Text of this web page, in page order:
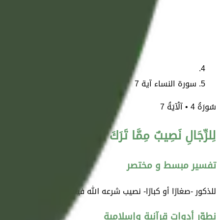
سورة النساء آية 7
سُورَةُ4• آلْآيَةُ7
لِلرِّجَالِ نَصِيبٌ مِمَّا تَرَكَ الْوَالِدَانِ وَالْأَقْرَبُونَ
تفسير مبسط و مختصر
للذكور -صغارًا أو كبارًا- نصيب شرعه الله فيما تركه الوالدان